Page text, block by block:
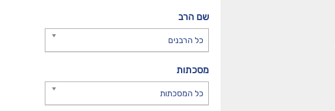
שם הרב
כל הרבנים
מסכתות
כל המסכתות